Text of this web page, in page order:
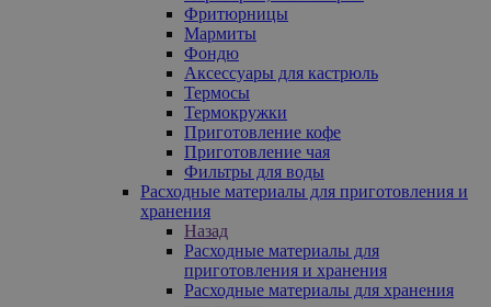
Фритюрницы
Мармиты
Фондю
Аксессуары для кастрюль
Термосы
Термокружки
Приготовление кофе
Приготовление чая
Фильтры для воды
Расходные материалы для приготовления и
хранения
Назад
Расходные материалы для
приготовления и хранения
Расходные материалы для хранения